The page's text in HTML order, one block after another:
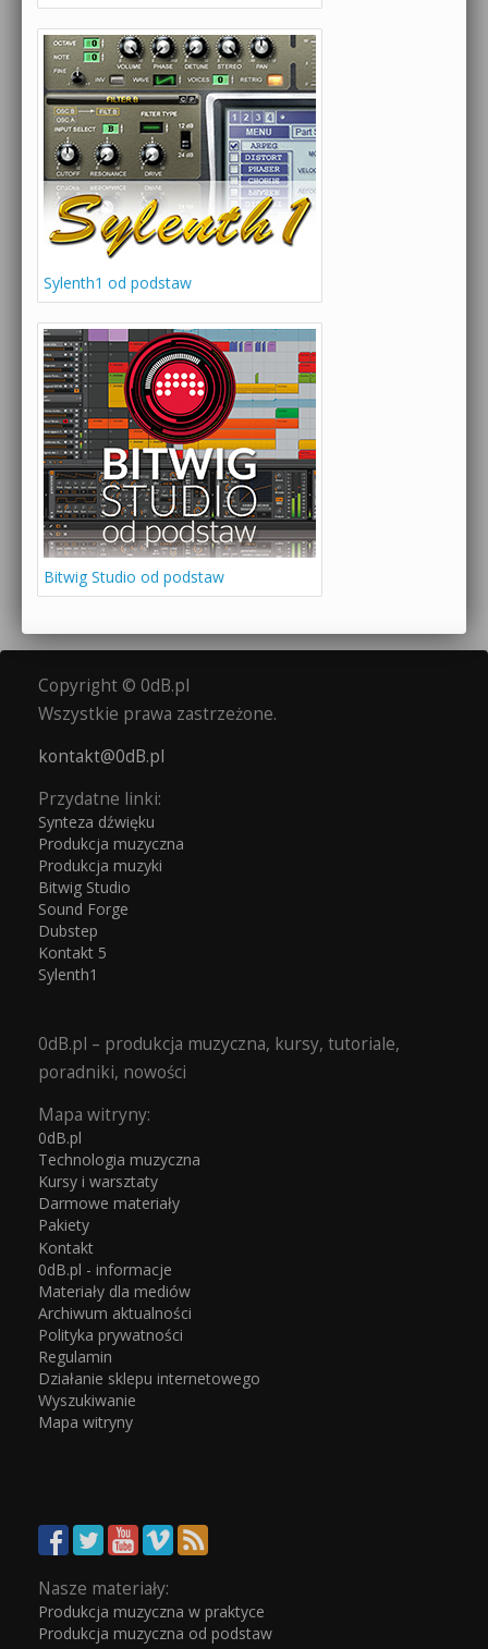
Sylenth1 od podstaw
Bitwig Studio od podstaw
Copyright © 0dB.pl
Wszystkie prawa zastrzeżone.
kontakt@0dB.pl
Przydatne linki:
Synteza dźwięku
Produkcja muzyczna
Produkcja muzyki
Bitwig Studio
Sound Forge
Dubstep
Kontakt 5
Sylenth1
0dB.pl – produkcja muzyczna, kursy, tutoriale,
poradniki, nowości
Mapa witryny:
0dB.pl
Technologia muzyczna
Kursy i warsztaty
Darmowe materiały
Pakiety
Kontakt
0dB.pl - informacje
Materiały dla mediów
Archiwum aktualności
Polityka prywatności
Regulamin
Działanie sklepu internetowego
Wyszukiwanie
Mapa witryny
Nasze materiały:
Produkcja muzyczna w praktyce
Produkcja muzyczna od podstaw